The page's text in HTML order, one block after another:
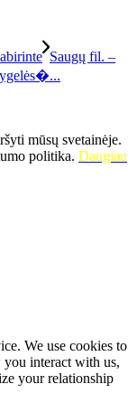
Saugų fil. –
mūsų svetainėje.
politika. Daugiau
We use cookies to
interact with us,
your relationship